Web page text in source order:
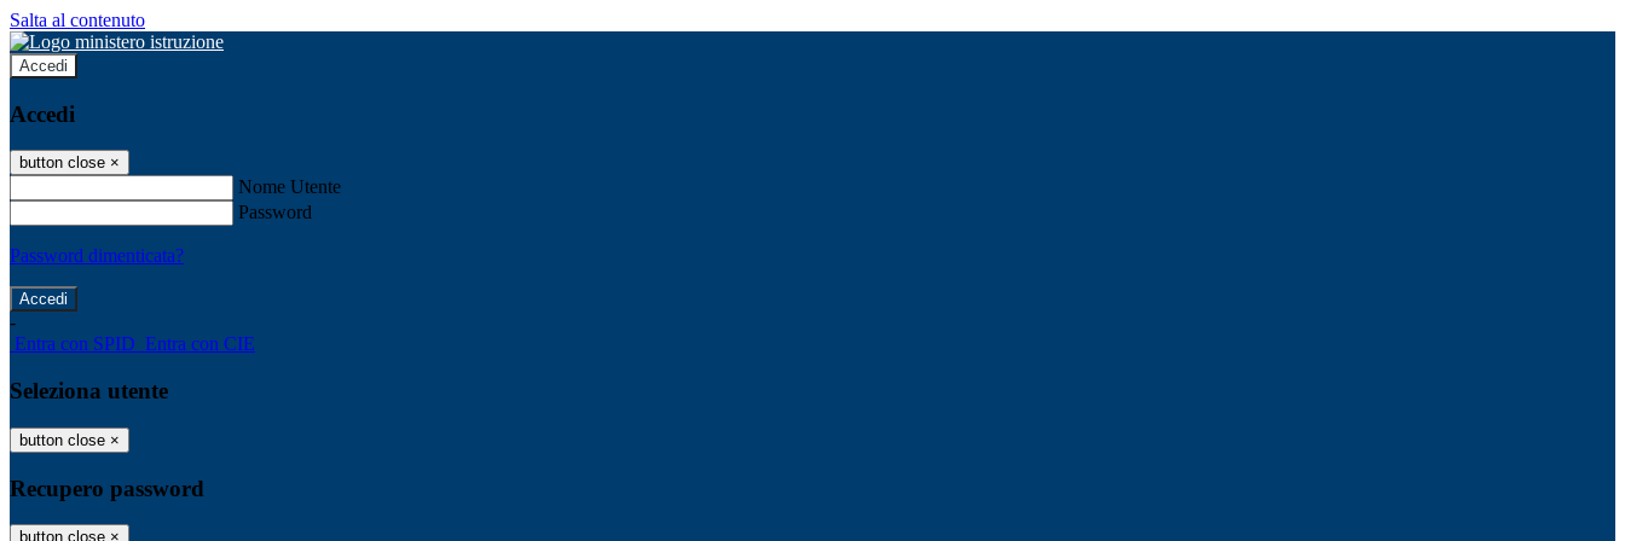
Salta al contenuto
Accedi
Accedi
button close ×
Nome Utente
Password
Password dimenticata?
-
Entra con SPID Entra con CIE
Seleziona utente
button close ×
Recupero password
button close ×